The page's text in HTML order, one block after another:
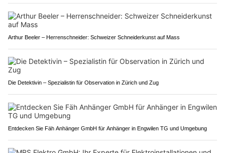
Arthur Beeler – Herrenschneider: Schweizer Schneiderkunst auf Mass
Die Detektivin – Spezialistin für Observation in Zürich und Zug
Entdecken Sie Fäh Anhänger GmbH für Anhänger in Engwilen TG und Umgebung